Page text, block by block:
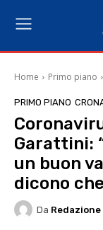
Home Primo piano
PRIMO PIANO
Garattini:
un buon
dicono
Da Redazione